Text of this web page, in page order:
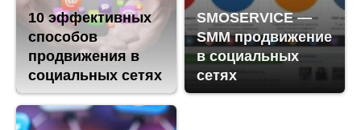
10 эффективных
способов
продвижения в
социальных сетях
SMOSERVICE —
SMM продвижение
в социальных
сетях